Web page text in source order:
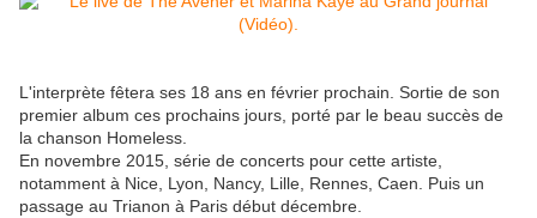
L'interprète fêtera ses 18 ans en février prochain. Sortie de son
premier album ces prochains jours, porté par le beau succès de
la chanson Homeless.
En novembre 2015, série de concerts pour cette artiste,
notamment à Nice, Lyon, Nancy, Lille, Rennes, Caen. Puis un
passage au Trianon à Paris début décembre.